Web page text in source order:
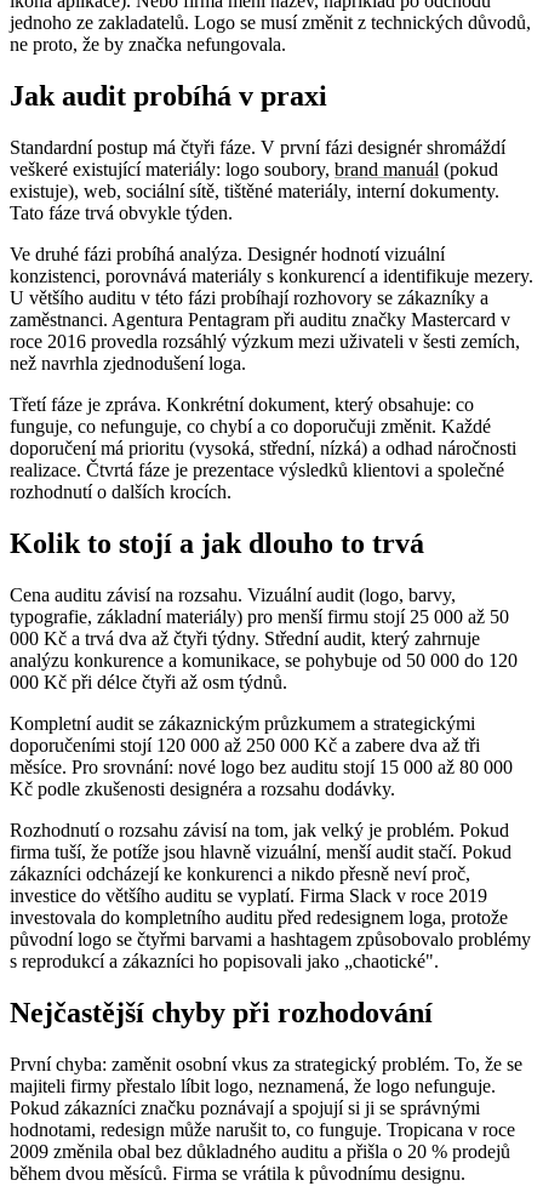
jednoho ze zakladatelů. Logo se musí změnit z technických důvodů,
ne proto, že by značka nefungovala.
Jak audit probíhá v praxi
Standardní postup má čtyři fáze. V první fázi designér shromáždí
veškeré existující materiály: logo soubory, brand manuál (pokud
existuje), web, sociální sítě, tištěné materiály, interní dokumenty.
Tato fáze trvá obvykle týden.
Ve druhé fázi probíhá analýza. Designér hodnotí vizuální
konzistenci, porovnává materiály s konkurencí a identifikuje mezery.
U většího auditu v této fázi probíhají rozhovory se zákazníky a
zaměstnanci. Agentura Pentagram při auditu značky Mastercard v
roce 2016 provedla rozsáhlý výzkum mezi uživateli v šesti zemích,
než navrhla zjednodušení loga.
Třetí fáze je zpráva. Konkrétní dokument, který obsahuje: co
funguje, co nefunguje, co chybí a co doporučuji změnit. Každé
doporučení má prioritu (vysoká, střední, nízká) a odhad náročnosti
realizace. Čtvrtá fáze je prezentace výsledků klientovi a společné
rozhodnutí o dalších krocích.
Kolik to stojí a jak dlouho to trvá
Cena auditu závisí na rozsahu. Vizuální audit (logo, barvy,
typografie, základní materiály) pro menší firmu stojí 25 000 až 50
000 Kč a trvá dva až čtyři týdny. Střední audit, který zahrnuje
analýzu konkurence a komunikace, se pohybuje od 50 000 do 120
000 Kč při délce čtyři až osm týdnů.
Kompletní audit se zákaznickým průzkumem a strategickými
doporučeními stojí 120 000 až 250 000 Kč a zabere dva až tři
měsíce. Pro srovnání: nové logo bez auditu stojí 15 000 až 80 000
Kč podle zkušenosti designéra a rozsahu dodávky.
Rozhodnutí o rozsahu závisí na tom, jak velký je problém. Pokud
firma tuší, že potíže jsou hlavně vizuální, menší audit stačí. Pokud
zákazníci odcházejí ke konkurenci a nikdo přesně neví proč,
investice do většího auditu se vyplatí. Firma Slack v roce 2019
investovala do kompletního auditu před redesignem loga, protože
původní logo se čtyřmi barvami a hashtagem způsobovalo problémy
s reprodukcí a zákazníci ho popisovali jako „chaotické".
Nejčastější chyby při rozhodování
První chyba: zaměnit osobní vkus za strategický problém. To, že se
majiteli firmy přestalo líbit logo, neznamená, že logo nefunguje.
Pokud zákazníci značku poznávají a spojují si ji se správnými
hodnotami, redesign může narušit to, co funguje. Tropicana v roce
2009 změnila obal bez důkladného auditu a přišla o 20 % prodejů
během dvou měsíců. Firma se vrátila k původnímu designu.